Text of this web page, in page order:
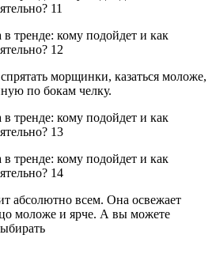
морщинки, казаться моложе,
по бокам челку.
абсолютно всем. Она освежает
моложе и ярче. А вы можете